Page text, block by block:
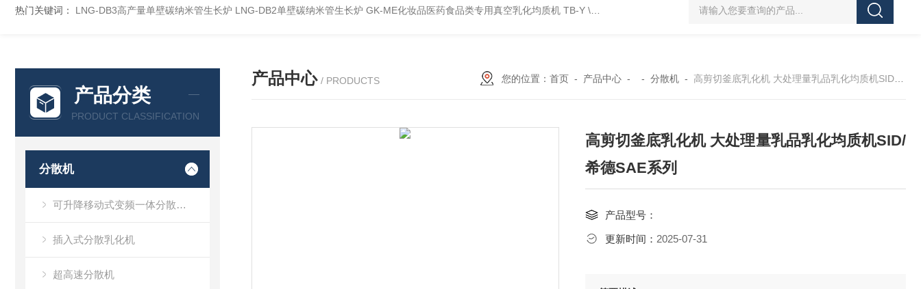
热门关键词： LNG-DB3高产量单壁碳纳米管生长炉 LNG-DB2单壁碳纳米管生长炉 GK-ME化妆品医药食品类专用真空乳化均质机 TB-Y \TB-SSID全自动圆瓶罐贴标机 SJMFSID/希德 鸡骨泥湿法粉碎胶体磨 超细粉
产品分类
PRODUCT CLASSIFICATION
分散机
可升降移动式变频一体分散乳化机
插入式分散乳化机
超高速分散机
产品中心 / PRODUCTS 您的位置： 首页- 产品中心- - 分散机- 高剪切釜底乳化机 大处理量乳品乳化均质机SID/希德SAE系列
高剪切釜底乳化机 大处理量乳品乳化均质机SID/
希德SAE系列
产品型号：
更新时间： 2025-07-31